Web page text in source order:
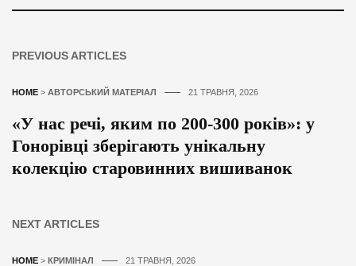
PREVIOUS ARTICLES
HOME > АВТОРСЬКИЙ МАТЕРІАЛ 21 ТРАВНЯ, 2026
«У нас речі, яким по 200-300 років»: у
Гонорівці зберігають унікальну
колекцію старовинних вишиванок
NEXT ARTICLES
HOME > КРИМІНАЛ 21 ТРАВНЯ, 2026